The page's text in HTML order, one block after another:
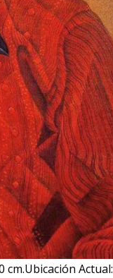
cm.Ubicación Actual: